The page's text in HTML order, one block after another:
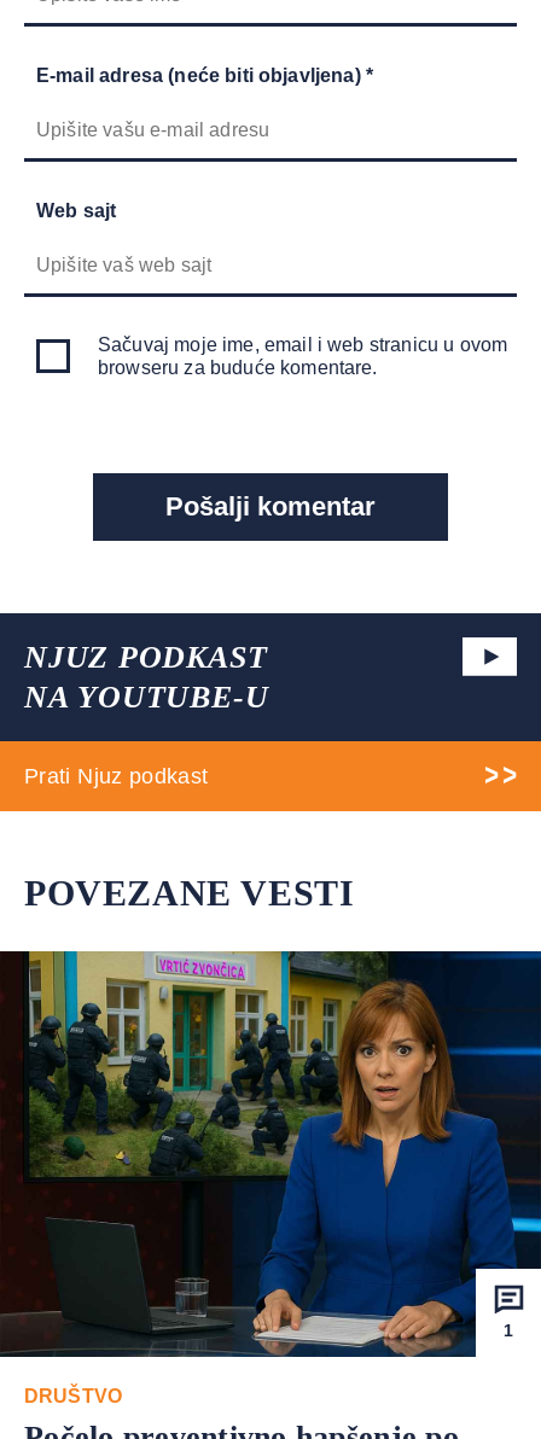
E-mail adresa (neće biti objavljena) *
Web sajt
Sačuvaj moje ime, email i web stranicu u ovom
browseru za buduće komentare.
NJUZ PODKAST
NA YOUTUBE-U
Prati Njuz podkast
POVEZANE VESTI
1
DRUŠTVO